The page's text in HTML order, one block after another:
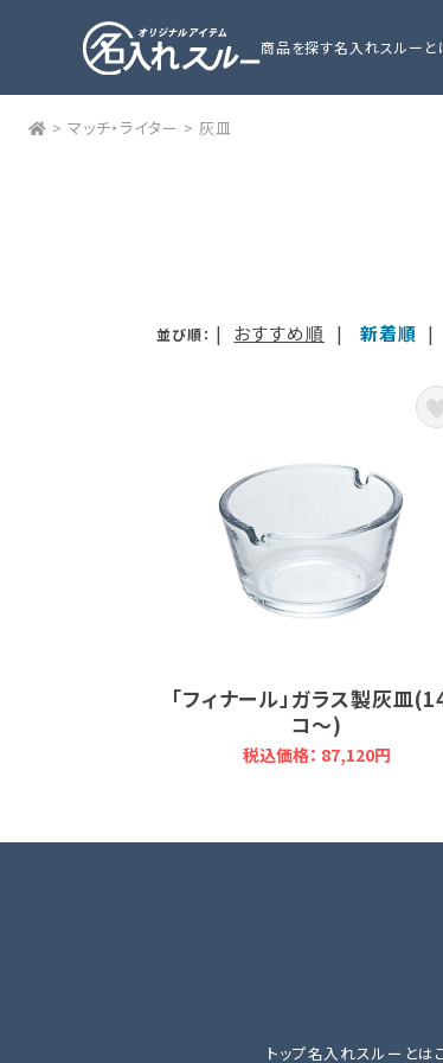
商品を探す名入れスルーと
> マッチ・ライター > 灰皿
並び順： | おすすめ順 | 新着順 |
「フィナール」ガラス製灰皿
コ～)
税込価格： 87,120円
トップ名入れスルーとは